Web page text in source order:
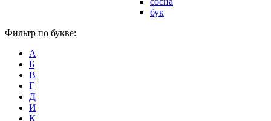
бук
Фильтр по букве:
А
Б
В
Г
Д
И
К